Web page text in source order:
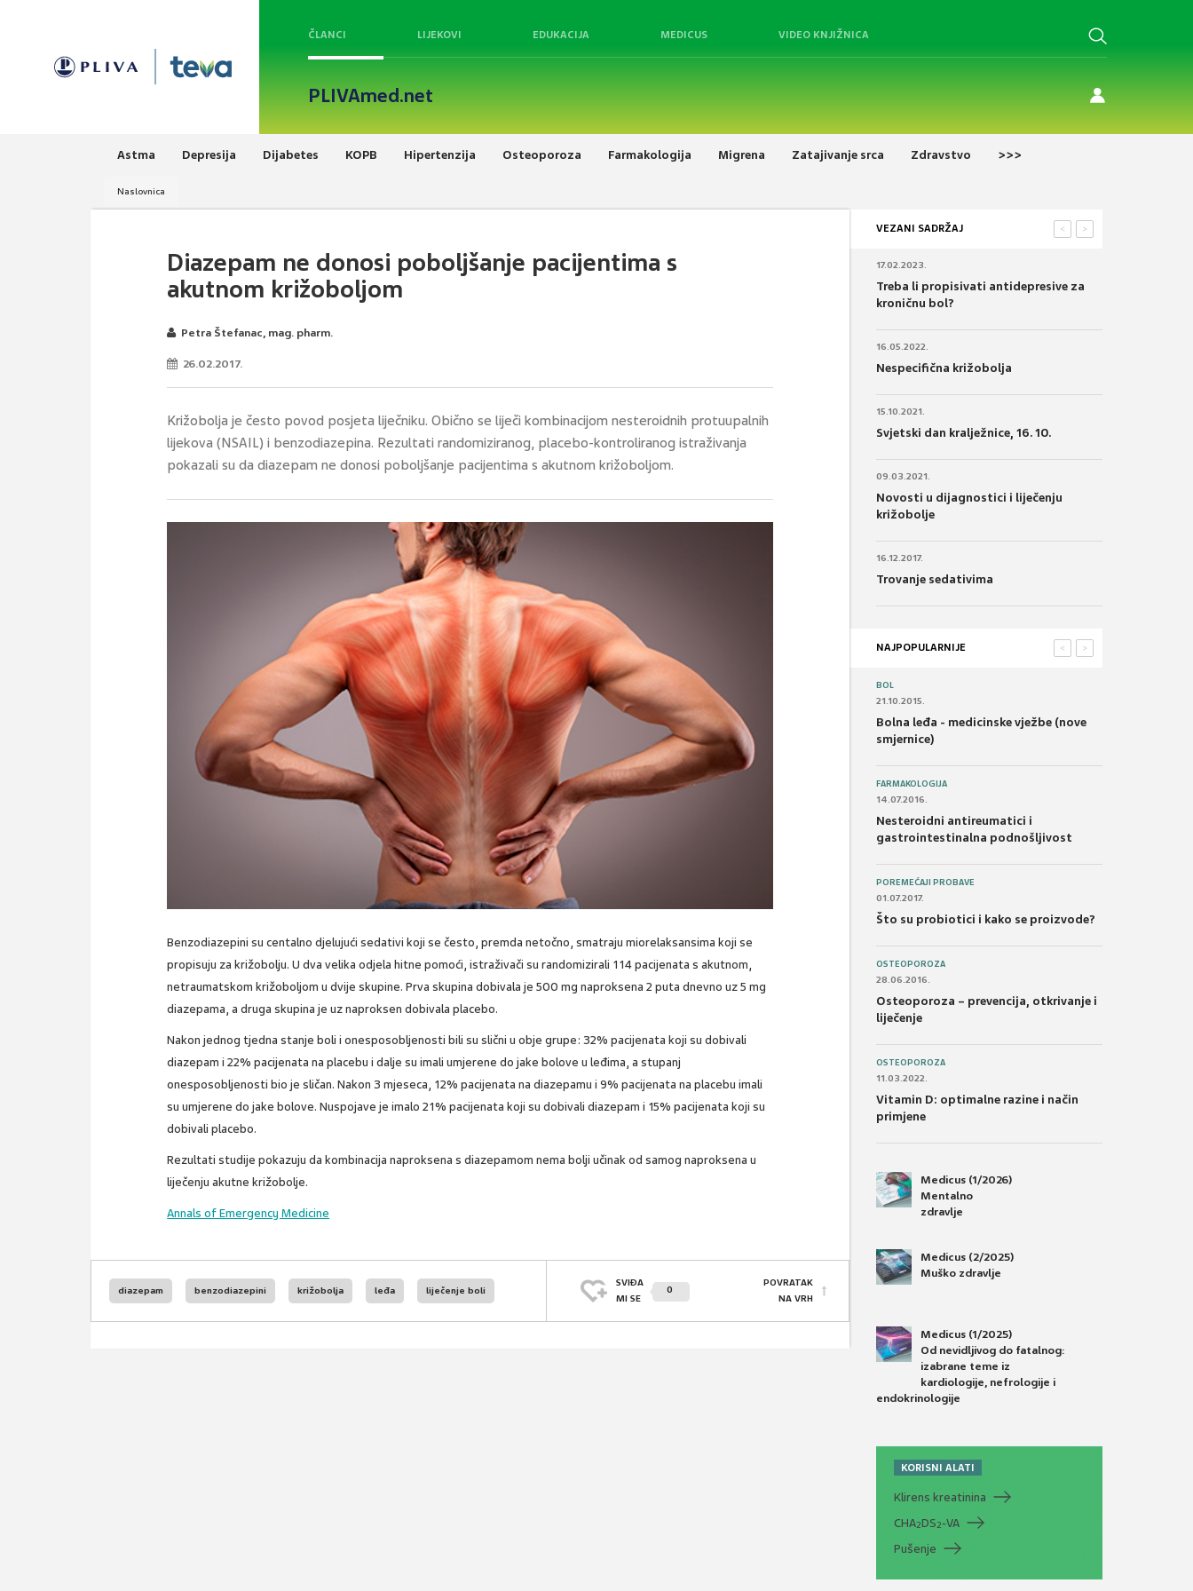
ČLANCI LIJEKOVI EDUKACIJA MEDICUS VIDEO KNJIŽNICA
PLIVAmed.net
Astma Depresija Dijabetes KOPB Hipertenzija Osteoporoza Farmakologija Migrena Zatajivanje srca Zdravstvo >>>
Naslovnica
Diazepam ne donosi poboljšanje pacijentima s
akutnom križoboljom
Petra Štefanac, mag. pharm.
26.02.2017.
Križobolja je često povod posjeta liječniku. Obično se liječi kombinacijom nesteroidnih protuupalnih
lijekova (NSAIL) i benzodiazepina. Rezultati randomiziranog, placebo-kontroliranog istraživanja
pokazali su da diazepam ne donosi poboljšanje pacijentima s akutnom križoboljom.
Benzodiazepini su centalno djelujući sedativi koji se često, premda netočno, smatraju miorelaksansima koji se
propisuju za križobolju. U dva velika odjela hitne pomoći, istraživači su randomizirali 114 pacijenata s akutnom,
netraumatskom križoboljom u dvije skupine. Prva skupina dobivala je 500 mg naproksena 2 puta dnevno uz 5 mg
diazepama, a druga skupina je uz naproksen dobivala placebo.
Nakon jednog tjedna stanje boli i onesposobljenosti bili su slični u obje grupe: 32% pacijenata koji su dobivali
diazepam i 22% pacijenata na placebu i dalje su imali umjerene do jake bolove u leđima, a stupanj
onesposobljenosti bio je sličan. Nakon 3 mjeseca, 12% pacijenata na diazepamu i 9% pacijenata na placebu imali
su umjerene do jake bolove. Nuspojave je imalo 21% pacijenata koji su dobivali diazepam i 15% pacijenata koji su
dobivali placebo.
Rezultati studije pokazuju da kombinacija naproksena s diazepamom nema bolji učinak od samog naproksena u
liječenju akutne križobolje.
Annals of Emergency Medicine
diazepam benzodiazepini križobolja leđa liječenje boli
SVIĐA
MI SE
0
POVRATAK
NA VRH
VEZANI SADRŽAJ >
<
17.02.2023.
Treba li propisivati antidepresive za
kroničnu bol?
16.05.2022.
Nespecifična križobolja
15.10.2021.
Svjetski dan kralježnice, 16. 10.
09.03.2021.
Novosti u dijagnostici i liječenju
križobolje
16.12.2017.
Trovanje sedativima
NAJPOPULARNIJE >
<
BOL
21.10.2015.
Bolna leđa - medicinske vježbe (nove
smjernice)
FARMAKOLOGIJA
14.07.2016.
Nesteroidni antireumatici i
gastrointestinalna podnošljivost
POREMEĆAJI PROBAVE
01.07.2017.
Što su probiotici i kako se proizvode?
OSTEOPOROZA
28.06.2016.
Osteoporoza – prevencija, otkrivanje i
liječenje
OSTEOPOROZA
11.03.2022.
Vitamin D: optimalne razine i način
primjene
Medicus (1/2026)
Mentalno
zdravlje
Medicus (2/2025)
Muško zdravlje
Medicus (1/2025)
Od nevidljivog do fatalnog:
izabrane teme iz
kardiologije, nefrologije i
endokrinologije
KORISNI ALATI
Klirens kreatinina
CHA2DS2-VA
Pušenje